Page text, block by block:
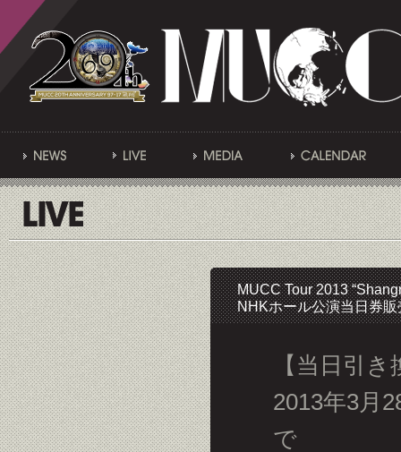
MUCC Tour 2013
NHKホール公演当日券
【当日引
2013年3月
で